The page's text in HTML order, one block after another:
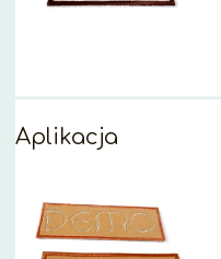
Aplikacja